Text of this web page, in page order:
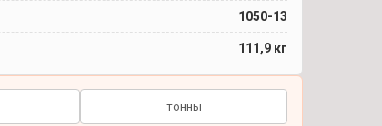
1050-13
111,9 кг
тонны